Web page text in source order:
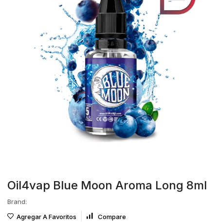
Oil4vap Blue Moon Aroma Long 8ml
Brand:
Agregar A Favoritos
Compare